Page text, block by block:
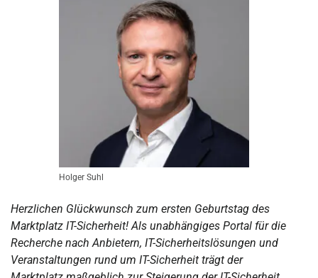
Holger Suhl
Herzlichen Glückwunsch zum ersten Geburtstag des
Marktplatz IT-Sicherheit! Als unabhängiges Portal für die
Recherche nach Anbietern, IT-Sicherheitslösungen und
Veranstaltungen rund um IT-Sicherheit trägt der